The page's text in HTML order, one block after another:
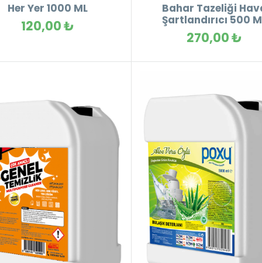
Her Yer 1000 ML
120,00 ₺
Bahar Tazeliği
Şartlandırıcı 500
270,00 ₺